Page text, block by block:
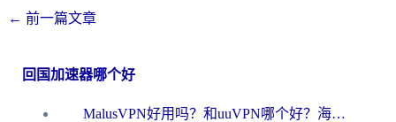
← 前一篇文章
回国加速器哪个好
MalusVPN好用吗？和uuVPN哪个好？海外党无缝访问国内资源的真实对比与选择指南